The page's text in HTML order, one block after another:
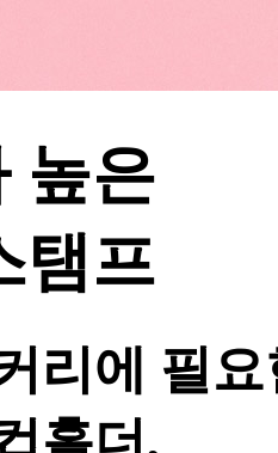
높은
탬프
리에 필요
홀더,